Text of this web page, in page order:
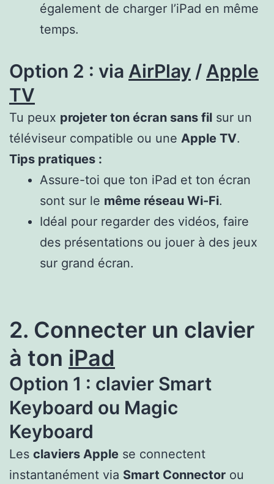
également de charger l’iPad en même
temps.
Option 2 : via AirPlay / Apple
TV
Tu peux projeter ton écran sans fil sur un
téléviseur compatible ou une Apple TV.
Tips pratiques :
Assure-toi que ton iPad et ton écran
sont sur le même réseau Wi-Fi.
Idéal pour regarder des vidéos, faire
des présentations ou jouer à des jeux
sur grand écran.
2. Connecter un clavier
à ton iPad
Option 1 : clavier Smart
Keyboard ou Magic
Keyboard
Les claviers Apple se connectent
instantanément via Smart Connector ou